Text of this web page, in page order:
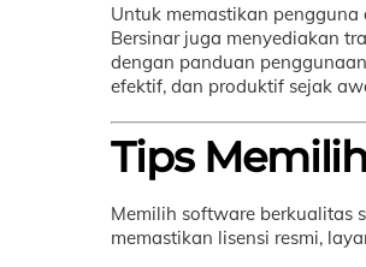
Untuk memastikan pengguna
Bersinar juga menyediakan
dengan panduan
efektif, dan produktif sejak
Tips
Memilih software berkualitas
memastikan lisensi resmi,